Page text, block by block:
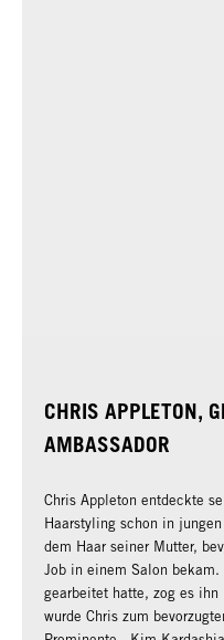
CHRIS APPLETON,
AMBASSADOR
Chris Appleton entdeckte
Haarstyling schon in
dem Haar seiner Mutter,
Job in einem Salon
gearbeitet hatte, zog es ihn
wurde Chris zum